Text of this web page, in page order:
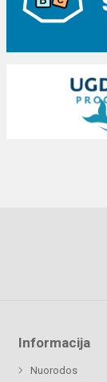
Informacija
Nuorodos